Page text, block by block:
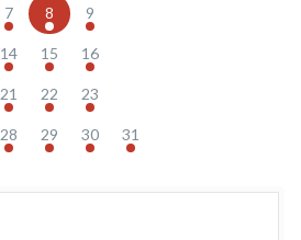
7 8 9
14 15 16
21 22 23
28 29 30 31